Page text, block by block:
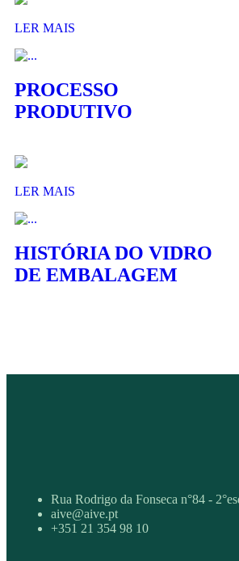
LER MAIS
PROCESSO
PRODUTIVO
LER MAIS
HISTÓRIA DO VIDRO
DE EMBALAGEM
Rua Rodrigo da Fonseca n°84 -
aive@aive.pt
+351 21 354 98 10